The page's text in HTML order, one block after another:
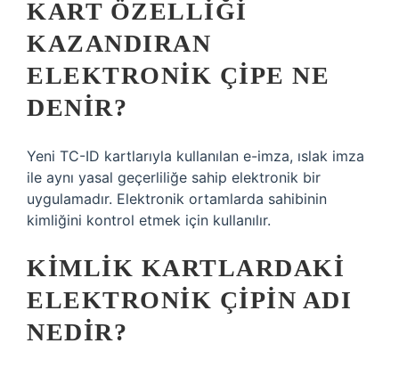
KART ÖZELLIĞI
KAZANDIRAN
ELEKTRONIK ÇIPE NE
DENIR?
Yeni TC-ID kartlarıyla kullanılan e-imza, ıslak imza
ile aynı yasal geçerliliğe sahip elektronik bir
uygulamadır. Elektronik ortamlarda sahibinin
kimliğini kontrol etmek için kullanılır.
KIMLIK KARTLARDAKI
ELEKTRONIK ÇIPIN ADI
NEDIR?